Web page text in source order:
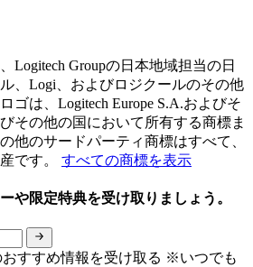
Logitech Groupの日本地域担当の日
、Logi、およびロジクールのその他
ゴは、Logitech Europe S.A.およびそ
その他の国において所有する商標ま
他のサードパーティ商標はすべて、
です。 すべての商標を表示
や限定特典を受け取りましょう。
おすすめ情報を受け取る ※いつでも